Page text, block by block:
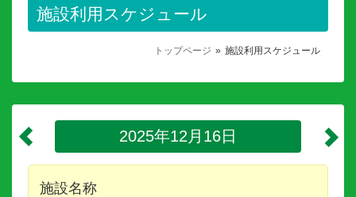
施設利用スケジュール
トップページ 施設利用スケジュール
2025年12月16日
施設名称